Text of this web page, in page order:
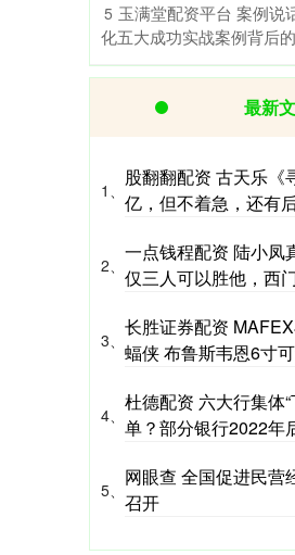
5 玉满堂配资平台 案例说
化五大成功实战案例背后
最新
1、
股翻翻配资 古天乐《
亿，但不着急，还有
2、
一点钱程配资 陆小凤
仅三人可以胜他，西
3、
长胜证券配资
蝠侠 布鲁斯韦恩6寸
4、
杜德配资 六大行集体
单？部分银行2022年
5、
网眼查 全国促进民营
召开